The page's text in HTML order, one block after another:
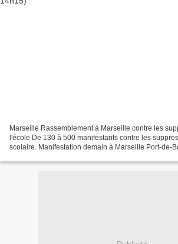
Marseille Rassemblement à Marseille contre les
l'école De 130 à 500 manifestants contre les
scolaire. Manifestation demain à Marseille Port-de-